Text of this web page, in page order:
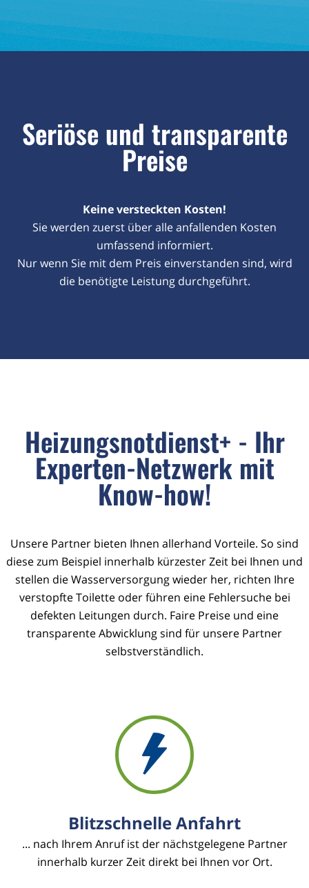
Seriöse und transparente
Preise
Keine versteckten Kosten!
Sie werden zuerst über alle anfallenden Kosten
umfassend informiert.
Nur wenn Sie mit dem Preis einverstanden sind, wird
die benötigte Leistung durchgeführt.
Heizungsnotdienst+ - Ihr
Experten-Netzwerk mit
Know-how!
Unsere Partner bieten Ihnen allerhand Vorteile. So sind
diese zum Beispiel innerhalb kürzester Zeit bei Ihnen und
stellen die Wasserversorgung wieder her, richten Ihre
verstopfte Toilette oder führen eine Fehlersuche bei
defekten Leitungen durch. Faire Preise und eine
transparente Abwicklung sind für unsere Partner
selbstverständlich.
Blitzschnelle Anfahrt
... nach Ihrem Anruf ist der nächstgelegene Partner
innerhalb kurzer Zeit direkt bei Ihnen vor Ort.